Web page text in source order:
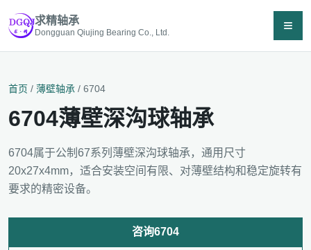
求精轴承
Dongguan Qiujing Bearing Co., Ltd. ≡
首页 / 薄壁轴承 / 6704
6704薄壁深沟球轴承
6704属于公制67系列薄壁深沟球轴承，通用尺寸
20x27x4mm，适合安装空间有限、对薄壁结构和稳定旋转有
要求的精密设备。
咨询6704